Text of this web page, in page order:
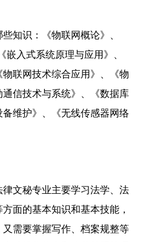
知识：《物联网概论》、
嵌入式系统原理与应用》、
物联网技术综合应用》、《物
信技术与系统》、《数据库
维护》、《无线传感器网络
文秘专业主要学习法学、法
面的基本知识和基本技能，
需要掌握写作、档案规整等